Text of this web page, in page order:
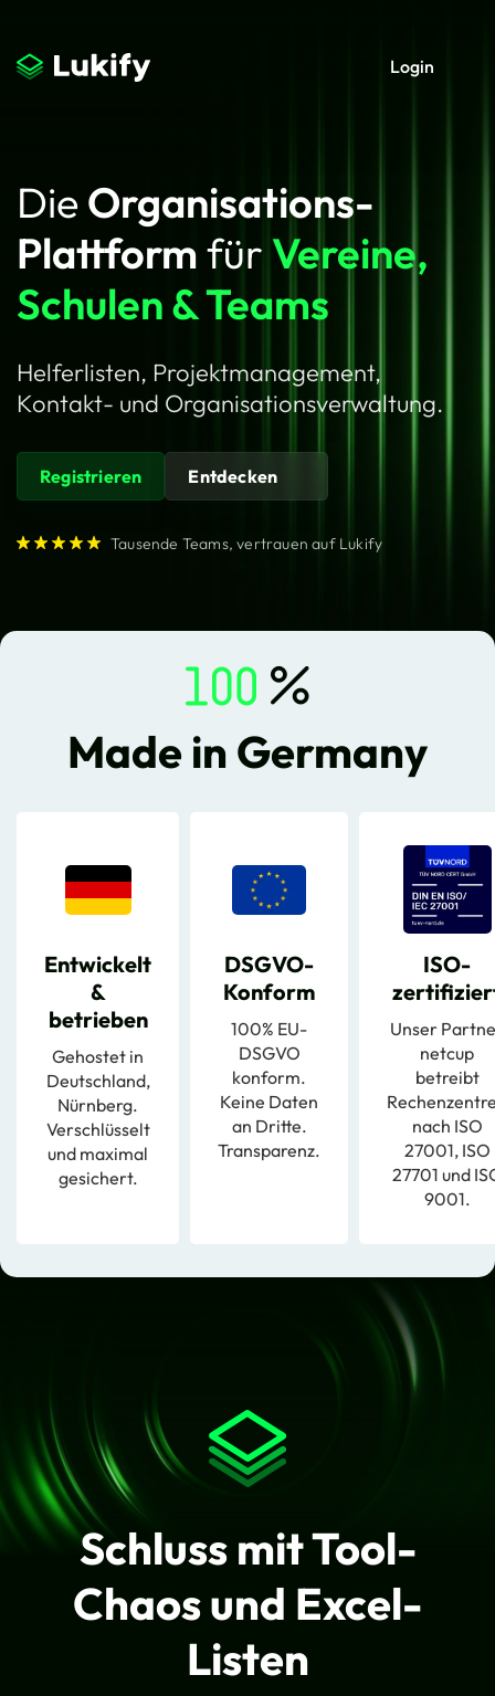
Login
Die Organisations-
Plattformfür Vereine,
Schulen & Teams
Helferlisten, Projektmanagement,
Kontakt- und Organisationsverwaltung.
Registrieren Entdecken
Tausende Teams, vertrauen auf Lukify

1 %
Made in Germany
Entwickelt
&
betrieben
Gehostet in
Deutschland,
Nürnberg.
Verschlüsselt
und maximal
gesichert.
DSGVO-
Konform
100% EU-
DSGVO
konform.
Keine Daten
an Dritte.
Transparenz.
ISO-
Unser
netcup
betreibt
nach ISO
27001, ISO
27701 und
9001.
Schluss mit Tool-
Chaos und Excel-
Listen